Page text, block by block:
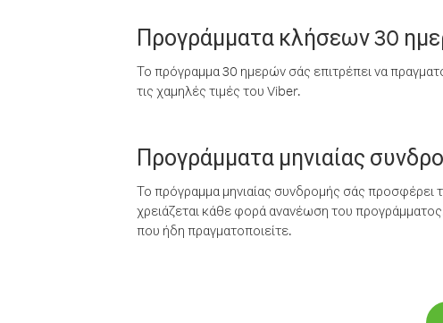
Προγράμματα κλήσεων 30
Το πρόγραμμα 30 ημερών σάς επιτρέπει να
τις χαμηλές τιμές του Viber.
Προγράμματα μηνιαίας
Το πρόγραμμα μηνιαίας συνδρομής σάς προσφέρει
χρειάζεται κάθε φορά ανανέωση του
που ήδη πραγματοποιείτε.